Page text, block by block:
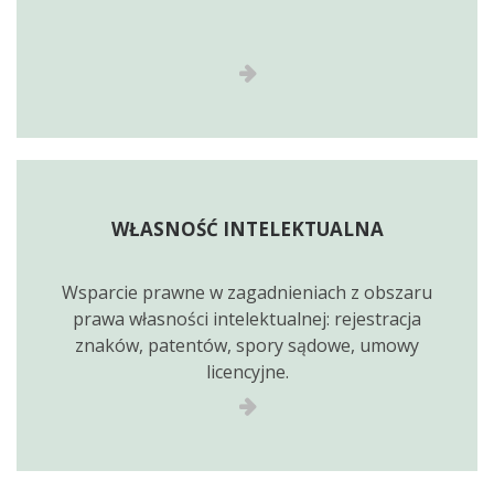
WŁASNOŚĆ INTELEKTUALNA
Wsparcie prawne w zagadnieniach z obszaru
prawa własności intelektualnej: rejestracja
znaków, patentów, spory sądowe, umowy
licencyjne.